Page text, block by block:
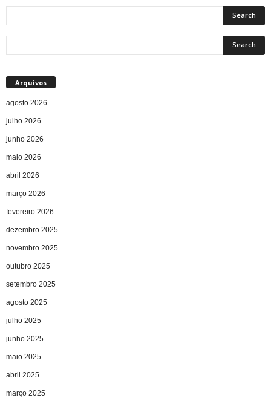
Arquivos
agosto 2026
julho 2026
junho 2026
maio 2026
abril 2026
março 2026
fevereiro 2026
dezembro 2025
novembro 2025
outubro 2025
setembro 2025
agosto 2025
julho 2025
junho 2025
maio 2025
abril 2025
março 2025